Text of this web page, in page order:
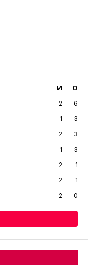
И О
2
6
1
3
2
3
1
3
2
1
2
1
2 0